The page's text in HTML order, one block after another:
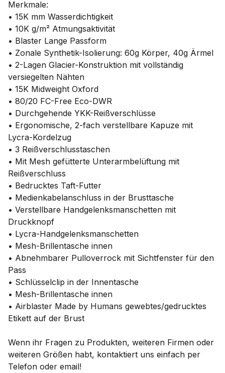
Merkmale:
• 15K mm Wasserdichtigkeit
• 10K g/m² Atmungsaktivität
• Blaster Lange Passform
• Zonale Synthetik-Isolierung: 60g Körper, 40g Ärmel
• 2-Lagen Glacier-Konstruktion mit vollständig
versiegelten Nähten
• 15K Midweight Oxford
• 80/20 FC-Free Eco-DWR
• Durchgehende YKK-Reißverschlüsse
• Ergonomische, 2-fach verstellbare Kapuze mit
Lycra-Kordelzug
• 3 Reißverschlusstaschen
• Mit Mesh gefütterte Unterarmbelüftung mit
Reißverschluss
• Bedrucktes Taft-Futter
• Medienkabelanschluss in der Brusttasche
• Verstellbare Handgelenksmanschetten mit
Druckknopf
• Lycra-Handgelenksmanschetten
• Mesh-Brillentasche innen
• Abnehmbarer Pulloverrock mit Sichtfenster für den
Pass
• Schlüsselclip in der Innentasche
• Mesh-Brillentasche innen
• Airblaster Made by Humans gewebtes/gedrucktes
Etikett auf der Brust
Wenn ihr Fragen zu Produkten, weiteren Firmen oder
weiteren Größen habt, kontaktiert uns einfach per
Telefon oder email!